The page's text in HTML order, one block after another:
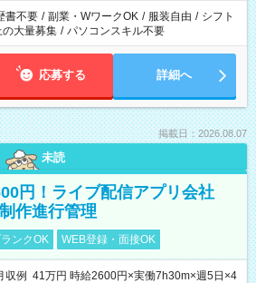
書不要 / 副業・WワークOK / 服装自由 / シフト
の大量募集 / パソコンスキル不要
応募する 詳細へ
掲載日：2026.08.07
未読
円！ライブ配信アプリ会社
作進行管理
ンクOK WEB登録・面接OK
例 41万円 時給2600円×実働7h30m×週5日×4